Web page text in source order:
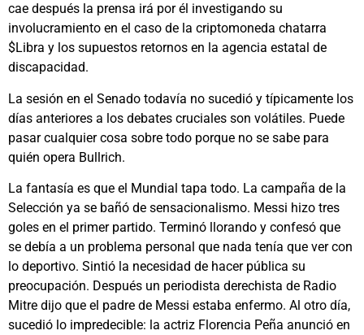
cae después la prensa irá por él investigando su
involucramiento en el caso de la criptomoneda chatarra
$Libra y los supuestos retornos en la agencia estatal de
discapacidad.
La sesión en el Senado todavía no sucedió y típicamente los
días anteriores a los debates cruciales son volátiles. Puede
pasar cualquier cosa sobre todo porque no se sabe para
quién opera Bullrich.
La fantasía es que el Mundial tapa todo. La campaña de la
Selección ya se bañó de sensacionalismo. Messi hizo tres
goles en el primer partido. Terminó llorando y confesó que
se debía a un problema personal que nada tenía que ver con
lo deportivo. Sintió la necesidad de hacer pública su
preocupación. Después un periodista derechista de Radio
Mitre dijo que el padre de Messi estaba enfermo. Al otro día,
sucedió lo impredecible: la actriz Florencia Peña anunció en